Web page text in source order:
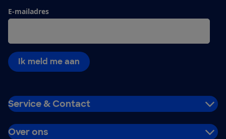
E-mailadres
Ik meld me aan
Service & Contact
Over ons